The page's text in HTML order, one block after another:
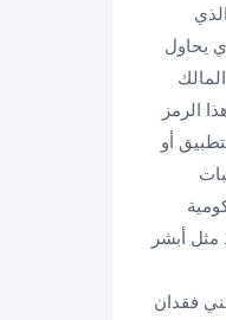
يحاول
الرمز
أو
مثل أبشر
فقدان